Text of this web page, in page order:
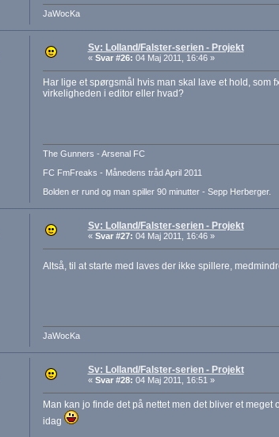
JaWocKa
Sv: Lolland/Falster-serien - Projekt
« Svar #26: 04 Maj 2011, 16:46 »
Har lige et spørgsmål hvis man skal lave et hold, som
virkeligheden i editor eller hvad?
The Gunners - Arsenal FC
FC FmFreaks - Månedens tråd April 2011
Bolden er rund og man spiller 90 minutter - Sepp Herberger.
Sv: Lolland/Falster-serien - Projekt
« Svar #27: 04 Maj 2011, 16:46 »
Altså, til at starte med laves der ikke spillere,
JaWocKa
Sv: Lolland/Falster-serien - Projekt
« Svar #28: 04 Maj 2011, 16:51 »
Man kan jo finde det på nettet men det bliver et
idag